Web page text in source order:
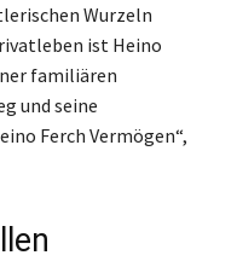
Wurzeln
ist Heino
familiären
und seine
Ferch Vermögen“,